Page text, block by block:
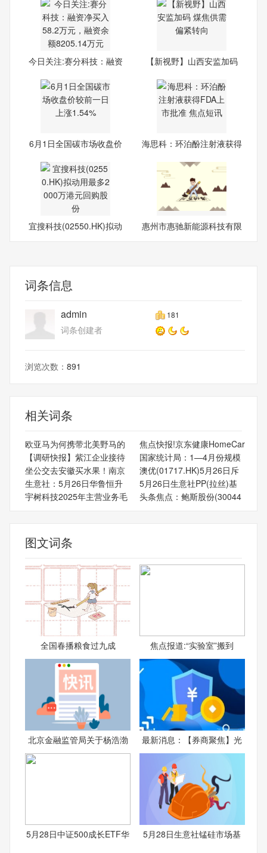
今日关注:赛分科技：融资
【新视野】山西安监加码
6月1日全国碳市场收盘价
海思科：环泊酚注射液获得
宜搜科技(02550.HK)拟动
惠州市惠驰新能源科技有限
词条信息
admin 181
词条创建者
浏览次数： 891
相关词条
欧亚马为何携带北美野马的
焦点快报!京东健康HomeCar
【调研快报】紫江企业接待
国家统计局：1—4月份规模
坐公交去安徽买水果！南京
澳优(01717.HK)5月26日斥
生意社：5月26日华鲁恒升
5月26日生意社PP(拉丝)基
宇树科技2025年主营业务毛
头条焦点：鲍斯股份(30044
图文词条
全国春播粮食过九成 焦点报道:“实验室”搬到
北京金融监管局关于杨浩渤 最新消息：【券商聚焦】光
5月28日中证500成长ETF华 5月28日生意社锰硅市场基